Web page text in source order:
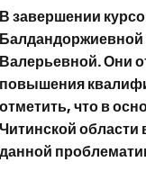
В завершении
Балдандоржиевной
Валерьевной. Они
повышения
отметить, что в
Читинской области
данной